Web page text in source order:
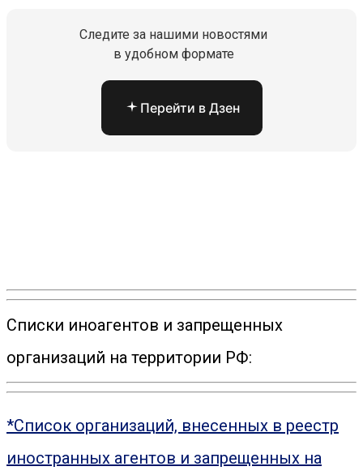
Следите за нашими новостями
в удобном формате
Перейти в Дзен
Списки иноагентов и запрещенных
организаций на территории РФ:
*Список организаций, внесенных в реестр
иностранных агентов и запрещенных на